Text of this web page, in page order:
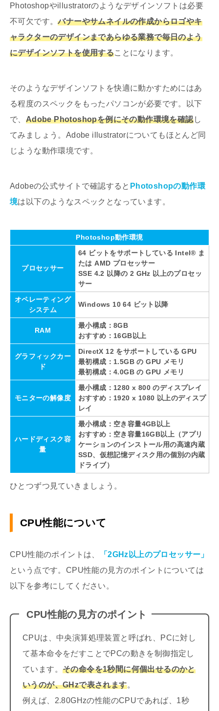
Photoshopやillustratorのようなデザインソフトは必要
不可欠です。バナーやサムネイルの作成からロゴやキ
ャラクターのデザインまであらゆる業務で毎日のよう
にデザインソフトを使用することになります。
そのようなデザインソフトを快適に動かすためにはあ
る程度のスペックをもったパソコンが必要です。以下
で、 Adobe Photoshopを例にその動作環境を確認し
てみましょう。Adobe illustratorについてもほとんど同
じような動作環境です。
Adobeの公式サイトで確認すると Photoshopの動作環
境は以下のようなスペックとなっています。
Photoshop動作環境
プロセッサー
64 ビットをサポートしている Intel® ま
たは AMD プロセッサー
SSE 4.2 以降の 2 GHz 以上のプロセッ
サー
オペレーティング
システム
Windows 10 64 ビット以降
RAM
最小構成：8GB
おすすめ：16GB以上
グラフィックカー
ド
DirectX 12 をサポートしている GPU
最初構成：1.5GB の GPU メモリ
最初構成：4.0GB の GPU メモリ
モニターの解像度
最小構成：1280 x 800 のディスプレイ
おすすめ：1920 x 1080 以上のディスプ
レイ
ハードディスク容
量
最小構成：空き容量4GB以上
おすすめ：空き容量16GB以上（アプリ
ケーションのインストール用の高速内蔵
SSD、仮想記憶ディスク用の個別の内蔵
ドライブ）
ひとつずつ見ていきましょう。
CPU性能について
CPU性能のポイントは、
「2GHz以上のプロセッサー」
という点です。CPU性能の見方のポイントについては
以下を参考にしてください。
CPU性能の見方のポイント
CPUは、中央演算処理装置と呼ばれ、PCに対し
て基本命令をだすことでPCの動きを制御指定し
ています。 その命令を1秒間に何個出せるのかと
いうのが、GHzで表されます。
例えば、2.80GHzの性能のCPUであれば、1秒